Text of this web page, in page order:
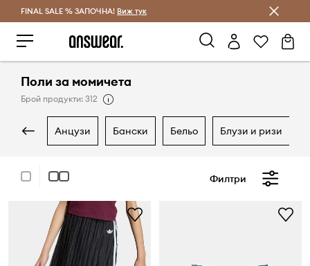
Спестявай с Answear Club
FINAL SALE % ЗАПОЧНА! Виж тук
Поли за момичета
Брой продукти: 312
анцузи бански бельо блузи и ризи
Филтри